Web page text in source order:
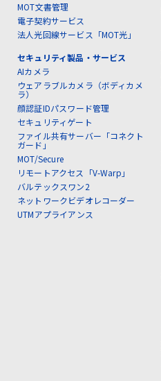
MOT文書管理
電子契約サービス
法人光回線サービス「MOT光」
セキュリティ製品・サービス
AIカメラ
ウェアラブルカメラ（ボディカメ
ラ）
顔認証IDパスワード管理
セキュリティゲート
ファイル共有サーバー「コネクト
ガード」
MOT/Secure
リモートアクセス「V-Warp」
バルテックスワン2
ネットワークビデオレコーダー
UTMアプライアンス